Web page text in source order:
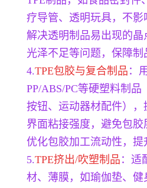
疗导管、透明玩具，不影
解决透明制品易出现的
光泽不足等问题，保障制
4.TPE包胶与复合制品 ：
PP/ABS/PC等硬塑料制
按钮、运动器材配件），
界面粘接强度，避免包
优化包胶加工流动性，提
5.TPE挤出/吹塑制品 ：适
材、薄膜，如瑜伽垫、